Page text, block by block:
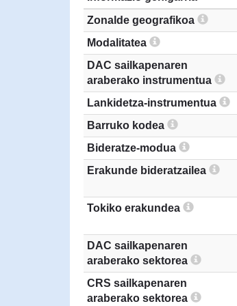
Zonalde geografikoa
Modalitatea
DAC sailkapenaren
araberako instrumentua
Lankidetza-instrumentua
Barruko kodea
Bideratze-modua
Erakunde bideratzailea
Tokiko erakundea
DAC sailkapenaren
araberako sektorea
CRS sailkapenaren
araberako sektorea